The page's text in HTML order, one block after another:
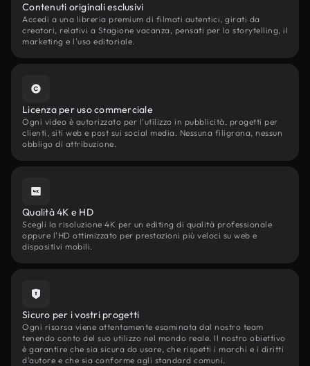
Contenuti originali esclusivi
Accedi a una libreria premium di filmati autentici, girati da
creatori, relativi a Stagione vacanza, pensati per lo storytelling, il
marketing e l'uso editoriale.
Licenza per uso commerciale
Ogni video è autorizzato per l'utilizzo in pubblicità, progetti per
clienti, siti web e post sui social media. Nessuna filigrana, nessun
obbligo di attribuzione.
Qualità 4K e HD
Scegli la risoluzione 4K per un editing di qualità professionale
oppure l'HD ottimizzato per prestazioni più veloci su web e
dispositivi mobili.
Sicuro per i vostri progetti
Ogni risorsa viene attentamente esaminata dal nostro team
tenendo conto del suo utilizzo nel mondo reale. Il nostro obiettivo
è garantire che sia sicura da usare, che rispetti i marchi e i diritti
d'autore e che sia conforme agli standard comuni.